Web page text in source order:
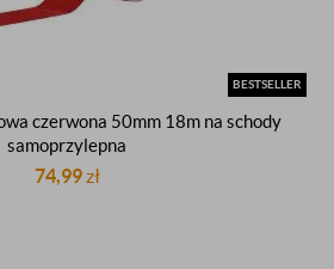
BESTSELLER
czerwona 50mm 18m na schody
samoprzylepna
74,99zł